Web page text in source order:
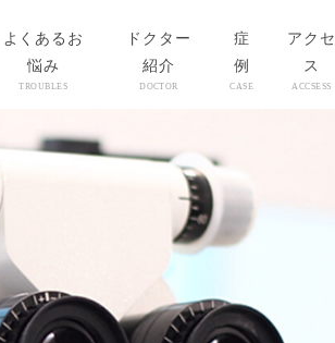
よくあるお
悩み
TROUBLES
ドクター
紹介
DOCTOR
症
例
CASE
アクセ
ス
ACCSESS